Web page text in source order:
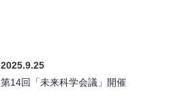
2025.9.25
第14回「未来科学会議」開催